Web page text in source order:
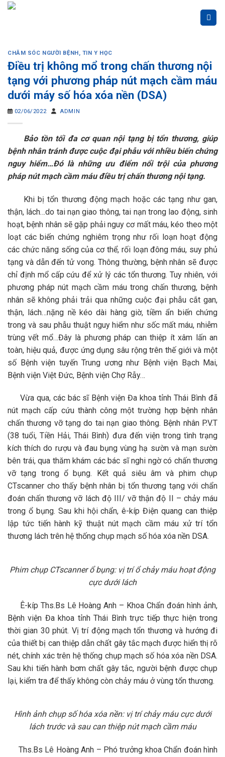
Skip
CHĂM SÓC NGƯỜI BỆNH, TIN Y HỌC
Điều trị không mổ trong chấn thương nội
tạng với phương pháp nút mạch cầm máu
dưới máy số hóa xóa nền (DSA)
02/06/2022 ADMIN
Bảo tồn tối đa cơ quan nội tạng bị tổn thương, giúp
bệnh nhân tránh được cuộc đại phẫu với nhiều biến chứng
nguy hiểm…Đó là những ưu điểm nổi trội của phương
pháp nút mạch cầm máu điều trị chấn thương nội tạng.
Khi bị tổn thương động mạch hoặc các tạng như gan,
thận, lách…do tai nạn giao thông, tai nạn trong lao động, sinh
hoạt, bệnh nhân sẽ gặp phải nguy cơ mất máu, kéo theo một
loạt các biến chứng nghiêm trọng như rối loạn hoạt động
các chức năng sống của cơ thể, rối loạn đông máu, suy phủ
tạng và dẫn đến tử vong. Thông thường, bệnh nhân sẽ được
chỉ định mổ cấp cứu để xử lý các tổn thương. Tuy nhiên, với
phương pháp nút mạch cầm máu trong chấn thương, bệnh
nhân sẽ không phải trải qua những cuộc đại phẫu cắt gan,
thận, lách…nặng nề kéo dài hàng giờ, tiềm ẩn biến chứng
trong và sau phẫu thuật nguy hiểm như sốc mất máu, nhiễm
trùng vết mổ…Đây là phương pháp can thiệp ít xâm lấn an
toàn, hiệu quả, được ứng dụng sâu rộng trên thế giới và một
số Bệnh viện tuyến Trung ương như Bệnh viện Bạch Mai,
Bệnh viện Việt Đức, Bệnh viện Chợ Rẫy…
Vừa qua, các bác sĩ Bệnh viện Đa khoa tỉnh Thái Bình đã
nút mạch cấp cứu thành công một trường hợp bệnh nhân
chấn thương vỡ tạng do tai nạn giao thông. Bệnh nhân P.V.T
(38 tuổi, Tiền Hải, Thái Bình) đưa đến viện trong tình trạng
kích thích do rượu và đau bụng vùng hạ sườn và mạn sườn
bên trái, qua thăm khám các bác sĩ nghi ngờ có chấn thương
vỡ tạng trong ổ bụng. Kết quả siêu âm và phim chụp
CTscanner cho thấy bệnh nhân bị tổn thương tạng với chẩn
đoán chấn thương vỡ lách độ III/ vỡ thận độ II – chảy máu
trong ổ bụng. Sau khi hội chẩn, ê-kíp Điện quang can thiệp
lập tức tiến hành kỹ thuật nút mạch cầm máu xử trí tổn
thương lách trên hệ thống chụp mạch số hóa xóa nền DSA.
Phim chụp CTscanner ổ bụng: vị trí ổ chảy máu hoạt động
cực dưới lách
Ê-kíp Ths.Bs Lê Hoàng Anh – Khoa Chẩn đoán hình ảnh,
Bệnh viện Đa khoa tỉnh Thái Bình trực tiếp thực hiện trong
thời gian 30 phút. Vị trí động mạch tổn thương và hướng đi
của thiết bị can thiệp dẫn chất gây tắc mạch được hiển thị rõ
nét, chính xác trên hệ thống chụp mạch số hóa xóa nền DSA.
Sau khi tiến hành bơm chất gây tắc, người bệnh được chụp
lại, kiểm tra để thấy không còn chảy máu ở vùng tổn thương.
Hình ảnh chụp số hóa xóa nền: vị trí chảy máu cực dưới
lách trước và sau can thiệp nút mạch cầm máu
Ths.Bs Lê Hoàng Anh – Phó trưởng khoa Chẩn đoán hình